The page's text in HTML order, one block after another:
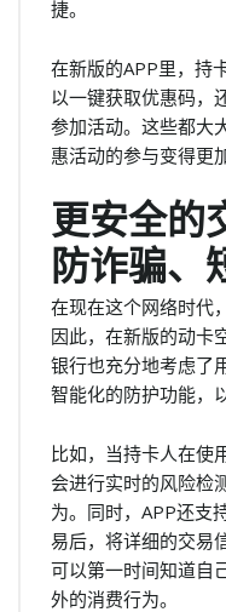
捷。
在新版的APP里，持
以一键获取优惠码，
参加活动。这些都大
惠活动的参与变得更
更安全的
防诈骗、
在现在这个网络时代
因此，在新版的动卡
银行也充分地考虑了
智能化的防护功能，
比如，当持卡人在使
会进行实时的风险检
为。同时，APP还支
易后，将详细的交易
可以第一时间知道自
外的消费行为。